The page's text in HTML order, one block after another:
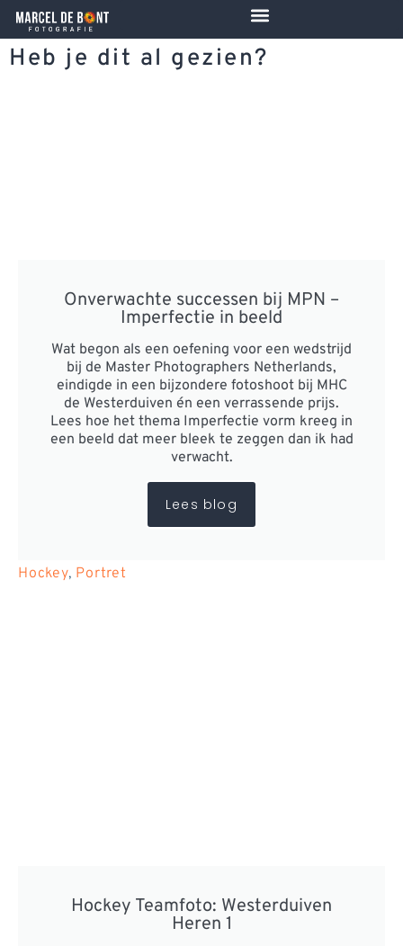
de
inhoud
Heb je dit al gezien?
Onverwachte successen bij MPN –
Imperfectie in beeld
Wat begon als een oefening voor een wedstrijd
bij de Master Photographers Netherlands,
eindigde in een bijzondere fotoshoot bij MHC
de Westerduiven én een verrassende prijs.
Lees hoe het thema Imperfectie vorm kreeg in
een beeld dat meer bleek te zeggen dan ik had
verwacht.
Lees blog
Hockey, Portret
Hockey Teamfoto: Westerduiven
Heren 1